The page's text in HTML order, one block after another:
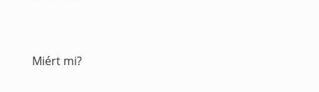
Miért mi?